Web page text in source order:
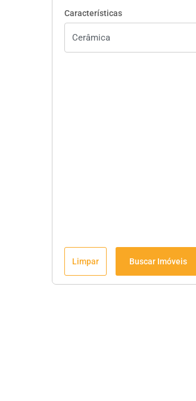
Características
Limpar Buscar Imóveis